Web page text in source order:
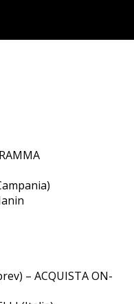
– ACQUISTA ON-